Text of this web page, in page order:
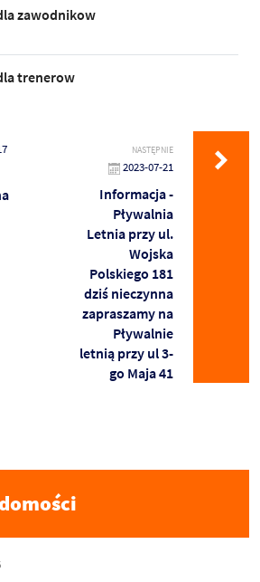
zawodnikow
trenerow
NASTĘPNIE
2023-07-21
Informacja -
Pływalnia
Letnia przy ul.
Wojska
Polskiego 181
dziś nieczynna
zapraszamy na
Pływalnie
letnią przy ul 3-
go Maja 41